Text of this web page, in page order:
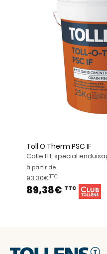
Toll O Therm PSC IF
Colle ITE spécial
à partir de
93,30€TTC
89,38€ TTC